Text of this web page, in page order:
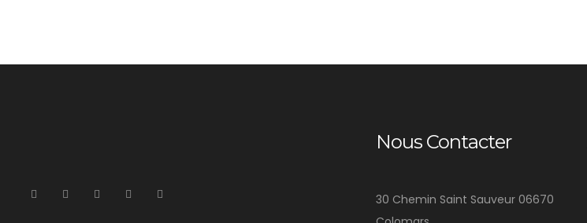
Nous Contacter
30 Chemin Saint Sauveur 06670